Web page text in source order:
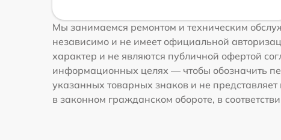
Мы занимаемся ремонтом и техническим
независимо и не имеет официальной
характер и не являются публичной офертой
информационных целях — чтобы обозначить
указанных товарных знаков и не
в законном гражданском обороте, в